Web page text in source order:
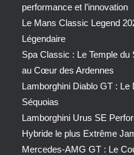
performance et l’innovation
Le Mans Classic Legend
Légendaire
Spa Classic : Le Temple
au Cœur des Ardennes
Lamborghini Diablo GT :
Séquoias
Lamborghini Urus SE
Hybride le plus Extrême
Mercedes-AMG GT : Le